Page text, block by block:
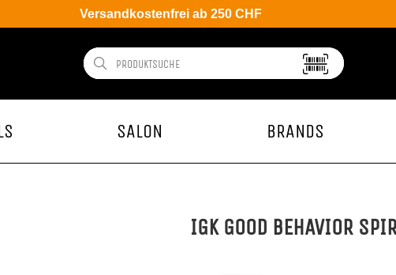
Versandkostenfrei ab 250 CHF
SALON BRANDS
IGK GOOD BEHAVIOR